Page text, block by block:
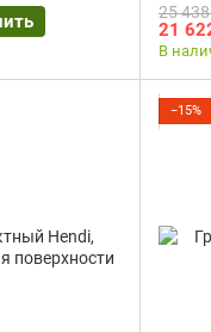
25
21
В
−15%